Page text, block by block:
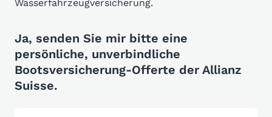
Wasserfahrzeugversicherung.
Ja, senden Sie mir bitte eine
persönliche, unverbindliche
Bootsversicherung-Offerte der Allianz
Suisse.